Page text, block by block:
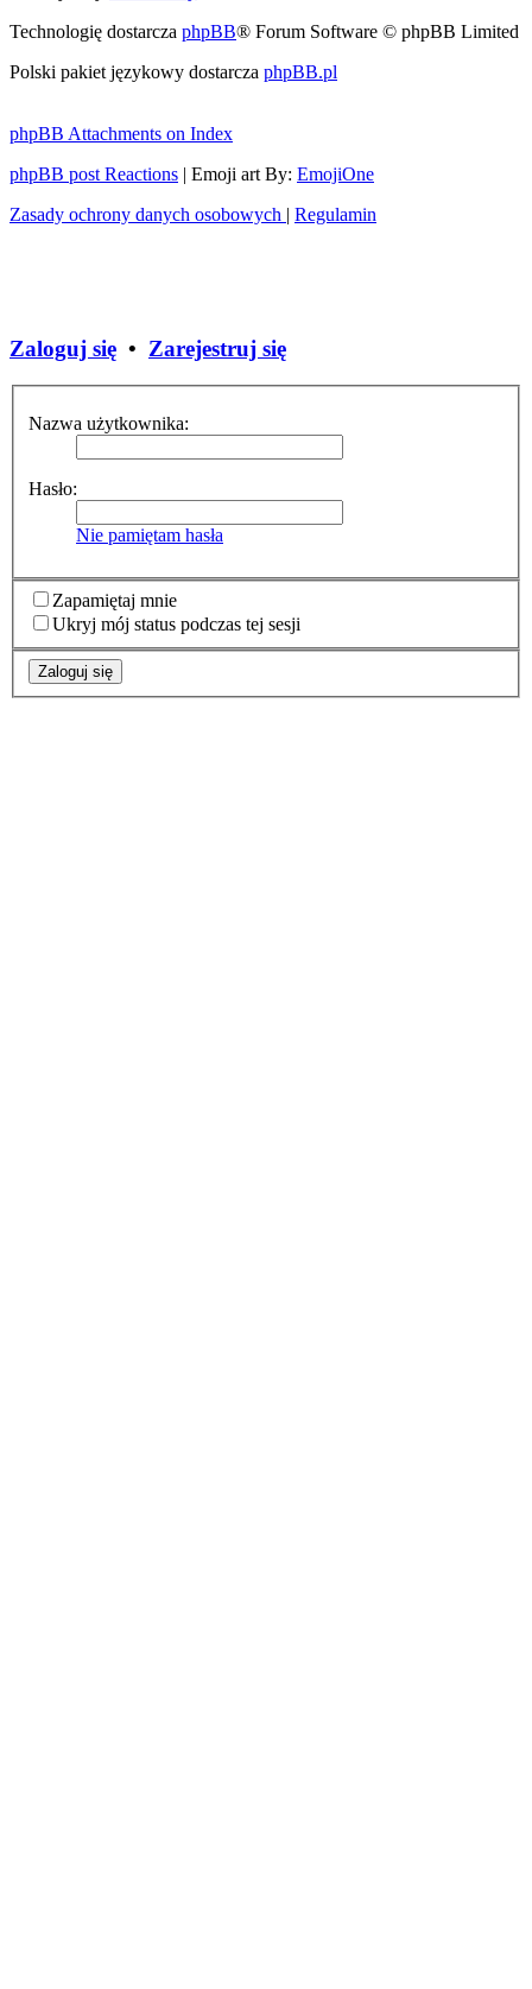
Technologię dostarcza phpBB® Forum Software © phpBB Limited
Polski pakiet językowy dostarcza phpBB.pl
phpBB Attachments on Index
phpBB post Reactions | Emoji art By: EmojiOne
Zasady ochrony danych osobowych | Regulamin
Zaloguj się • Zarejestruj się
Nazwa użytkownika:
Hasło:
Nie pamiętam hasła
Zapamiętaj mnie
Ukryj mój status podczas tej sesji